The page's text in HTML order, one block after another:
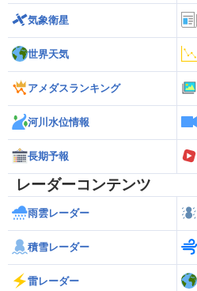
気象衛星
世界天気
アメダスランキング
河川水位情報
長期予報
レーダーコンテンツ
雨雲レーダー
積雪レーダー
雷レーダー